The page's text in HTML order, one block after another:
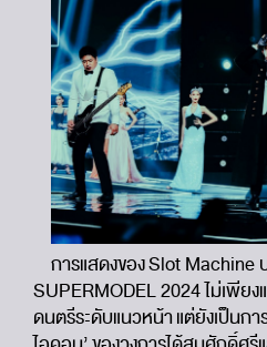
การแสดงของ Slot Machine
SUPERMODEL 2024 ไม่เพีย
ดนตรีระดับแนวหน้า แต่ยังเป็นก